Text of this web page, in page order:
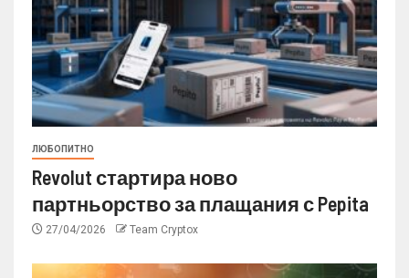
ЛЮБОПИТНО
Revolut стартира ново
партньорство за плащания с Pepita
27/04/2026 Team Cryptox